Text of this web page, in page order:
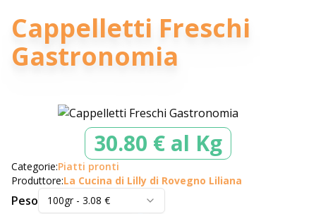
Cappelletti Freschi
Gastronomia
30.80 € al Kg
Categorie:Piatti pronti
Produttore:La Cucina di Lilly di Rovegno Liliana
Peso 100gr- 3.08 €